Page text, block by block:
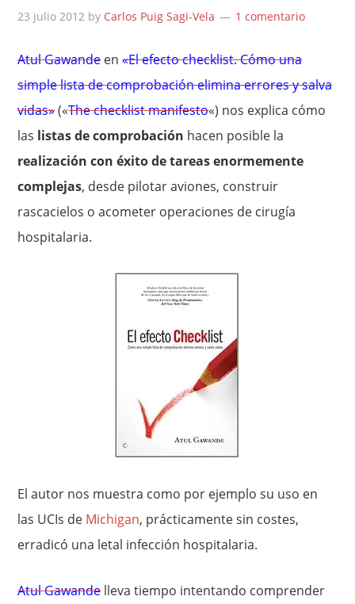
23 julio 2012 by Carlos Puig Sagi-Vela 1 comentario
Atul Gawandeen«El efecto checklist. Cómo una
simple lista de comprobación elimina errores y salva
vidas»(«The checklist manifesto«) nos explica cómo
las listas de comprobación hacen posible la
realización con éxito de tareas enormemente
complejas, desde pilotar aviones, construir
rascacielos o acometer operaciones de cirugía
hospitalaria.
El autor nos muestra como por ejemplo su uso en
las UCIs de Michigan, prácticamente sin costes,
erradicó una letal infección hospitalaria.
Atul Gawande lleva tiempo intentando comprender